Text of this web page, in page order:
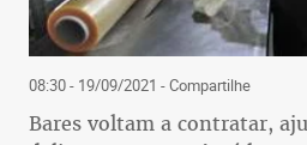
08:30 - 19/09/2021 - Compartilhe
Bares voltam a contratar,